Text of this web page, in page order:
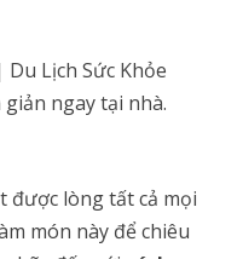
Lịch Sức Khỏe
ngay tại nhà.
được lòng tất cả mọi
món này để chiêu